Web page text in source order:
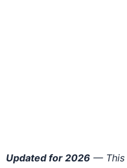
Updated for 2026 —